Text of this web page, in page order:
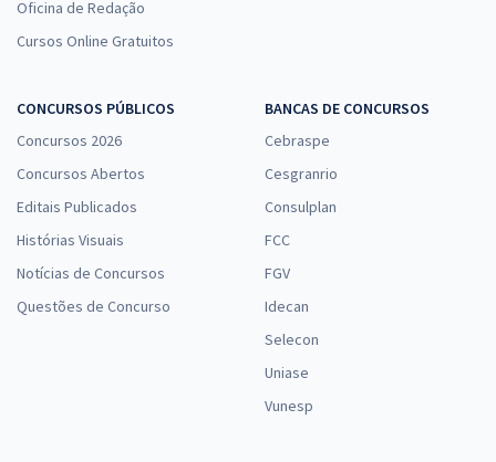
Oficina de Redação
Cursos Online Gratuitos
CONCURSOS PÚBLICOS
Concursos 2026
Concursos Abertos
Editais Publicados
Histórias Visuais
Notícias de Concursos
Questões de Concurso
BANCAS DE CONCURSOS
Cebraspe
Cesgranrio
Consulplan
FCC
FGV
Idecan
Selecon
Uniase
Vunesp